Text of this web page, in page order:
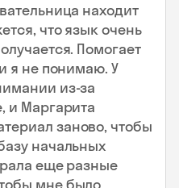
находит
что язык очень
Помогает
я не понимаю. У
из-за
и Маргарита
заново, чтобы
начальных
еще разные